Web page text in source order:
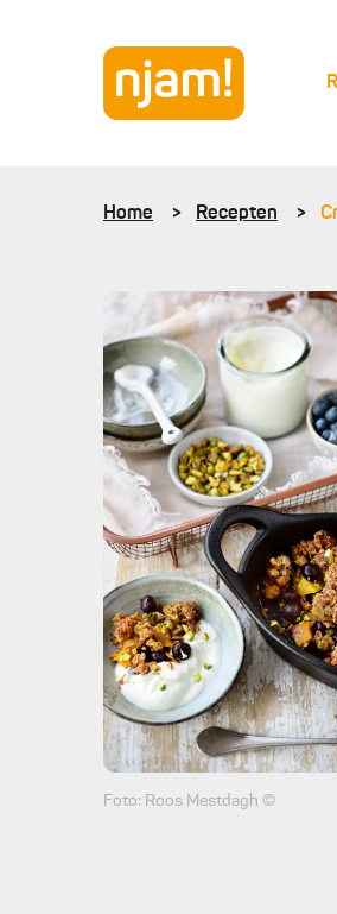
Home Recepten
Foto: Roos Mestdagh ©